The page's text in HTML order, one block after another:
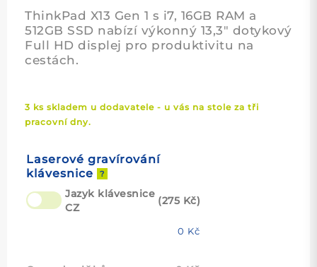
ThinkPad X13 Gen 1 s i7, 16GB RAM a
512GB SSD nabízí výkonný 13,3″ dotykový
Full HD displej pro produktivitu na
cestách.
3 ks skladem u dodavatele - u vás na stole za tři
pracovní dny.
Laserové gravírování
klávesnice
?
Jazyk klávesnice
CZ
(275 Kč)
0 Kč